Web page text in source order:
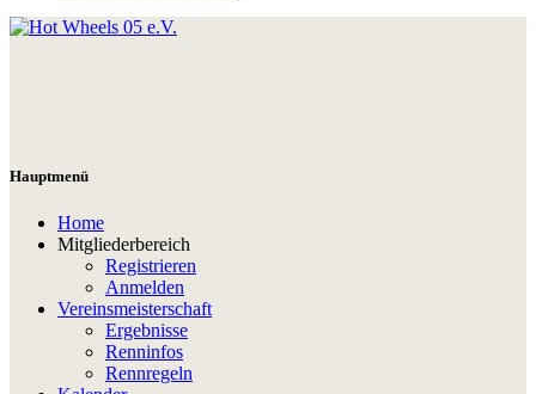
Hauptmenü
Home
Mitgliederbereich
Registrieren
Anmelden
Vereinsmeisterschaft
Ergebnisse
Renninfos
Rennregeln